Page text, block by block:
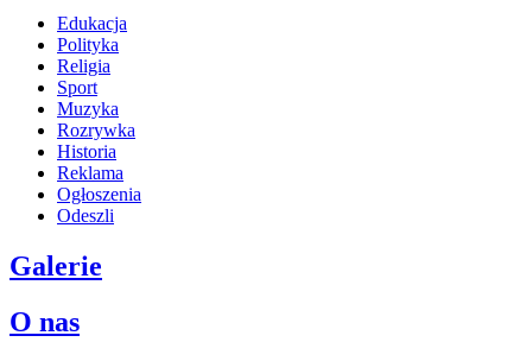
Edukacja
Polityka
Religia
Sport
Muzyka
Rozrywka
Historia
Reklama
Ogłoszenia
Odeszli
Galerie
O nas